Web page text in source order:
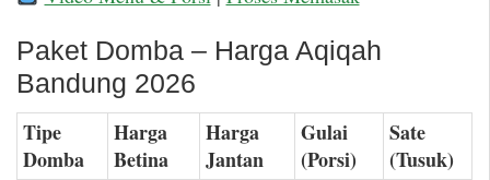
Paket Domba – Harga Aqiqah
Bandung 2026
Tipe
Domba
Harga
Betina
Harga
Jantan
Gulai
(Porsi)
Sate
(Tusuk)